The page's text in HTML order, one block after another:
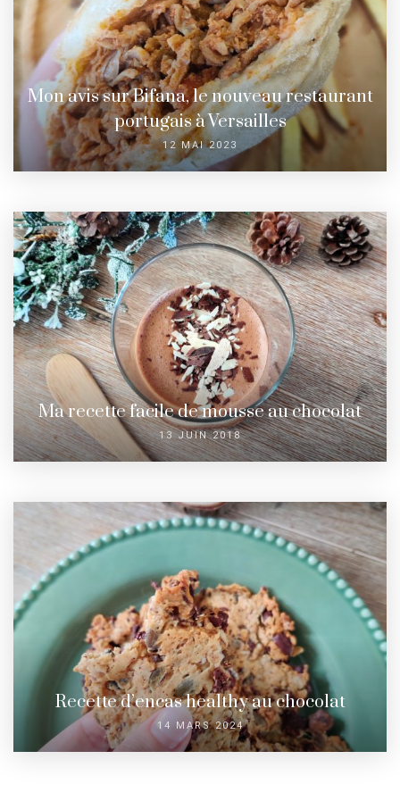
Mon avis sur Bifana, le nouveau restaurant
portugais à Versailles
12 MAI 2023
Ma recette facile de mousse au chocolat
13 JUIN 2018
Recette d’encas healthy au chocolat
14 MARS 2024